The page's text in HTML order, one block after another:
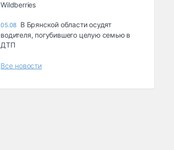
Wildberries
05.08 В Брянской области осудят
водителя, погубившего целую семью в
ДТП
Все новости